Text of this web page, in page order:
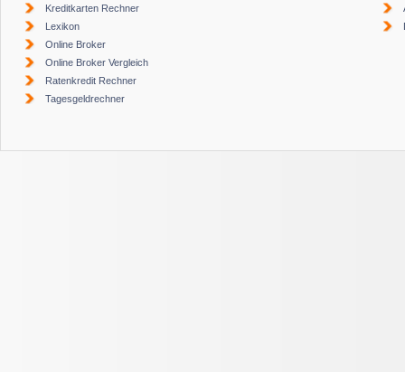
Kreditkarten Rechner
Lexikon
Online Broker
Online Broker Vergleich
Ratenkredit Rechner
Tagesgeldrechner